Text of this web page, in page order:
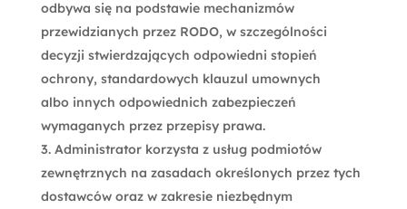
odbywa się na podstawie mechanizmów
przewidzianych przez RODO, w szczególności
decyzji stwierdzających odpowiedni stopień
ochrony, standardowych klauzul umownych
albo innych odpowiednich zabezpieczeń
wymaganych przez przepisy prawa.
Administrator korzysta z usług podmiotów
zewnętrznych na zasadach określonych przez tych
dostawców oraz w zakresie niezbędnym